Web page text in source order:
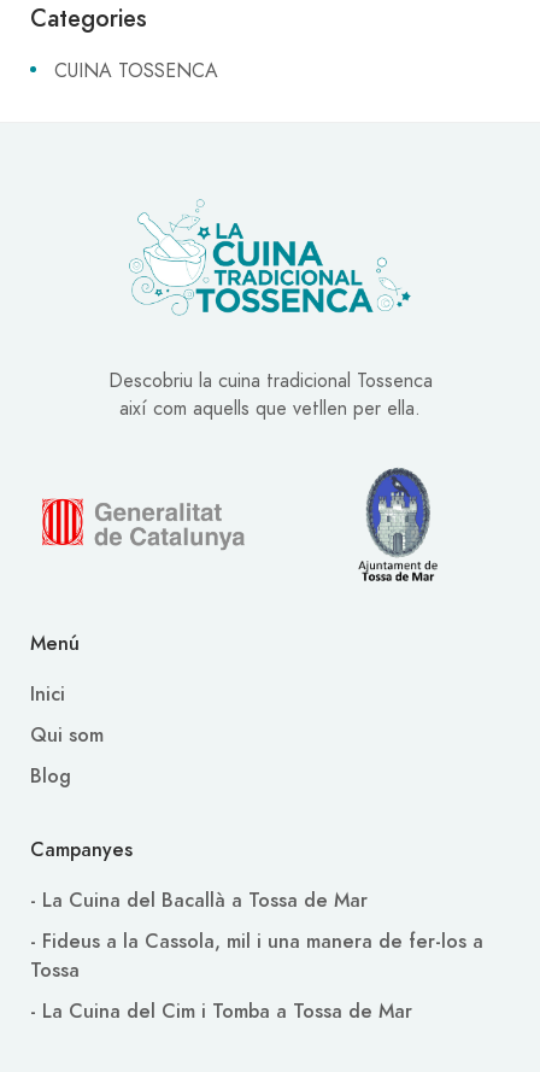
Categories
CUINA TOSSENCA
Descobriu la cuina tradicional Tossenca
així com aquells que vetllen per ella.
Menú
Inici
Qui som
Blog
Campanyes
- La Cuina del Bacallà a Tossa de Mar
- Fideus a la Cassola, mil i una manera de fer-los a
Tossa
- La Cuina del Cim i Tomba a Tossa de Mar